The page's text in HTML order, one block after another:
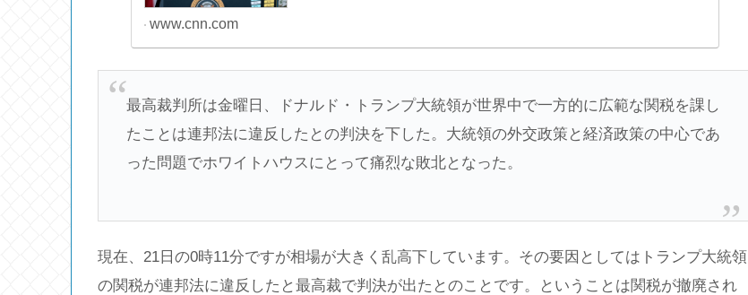
www.cnn.com
最高裁判所は金曜日、ドナルド・トランプ大統領が世界中で一方的に広範な関税を課し
た ことは連邦法に違反したとの判決を下した。大統領の外交政策と経済政策の中心であ
った問題でホワイトハウスにとって痛烈な敗北となった。
現在、21日の0時11分ですが相場が大きく乱高下しています。その要因としてはトランプ大統領
の関税が連邦法に違反したと最高裁で判決が出たとのことです。ということは関税が撤廃され